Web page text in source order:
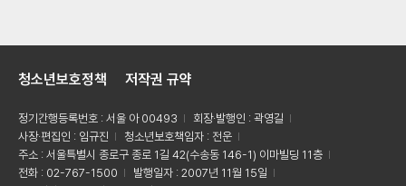
청소년보호정책 저작권 규약
정기간행등록번호 : 서울 아 00493
회장·발행인 : 곽영길
사장·편집인 : 임규진
청소년보호책임자 : 전운
주소 : 서울특별시 종로구 종로 1길 42(수송동 146-1) 이마빌딩 11층
전화 : 02-767-1500
발행일자 : 2007년 11월 15일